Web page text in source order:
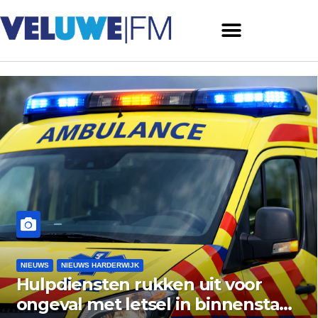
uit voor
binnenstad
NIEUWS NIEUWS ERMELO
Gemeente Ermelo
vishandel af: